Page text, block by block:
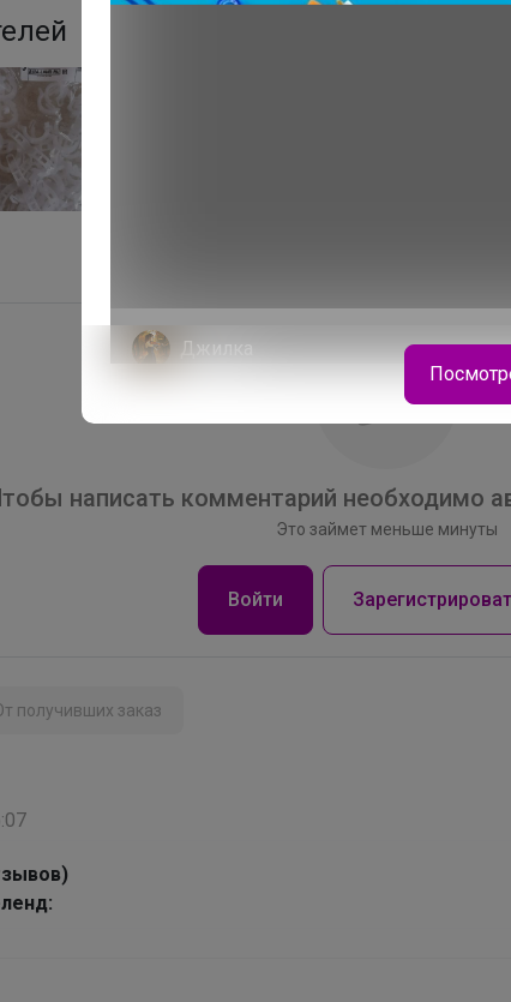
написать комментарий необходимо
Это займет меньше минуты
Войти
получивших заказ
Джилка
Ультрамягкий грифель. Плотный